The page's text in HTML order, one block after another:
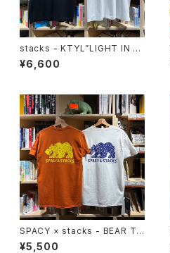
stacks - KTYL”LIGHT IN T
HE DARK”Tee
¥6,600
SPACY × stacks - BEAR Te
e （SPACY別注カラー）
¥5,500